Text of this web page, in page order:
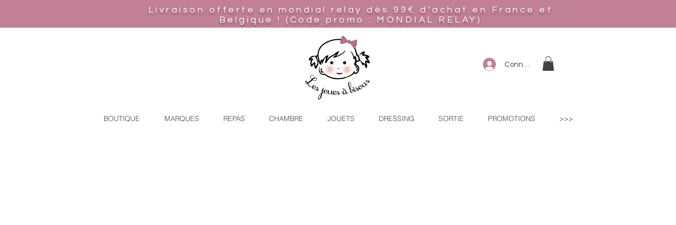
Livraison offerte en mondial relay
dès 99€ d’achat en France et
Belgique ! (Code promo : MONDIAL RELAY)
Connexion
BOUTIQUE MARQUES REPAS CHAMBRE JOUETS DRESSING SORTIE PROMOTIONS >>>